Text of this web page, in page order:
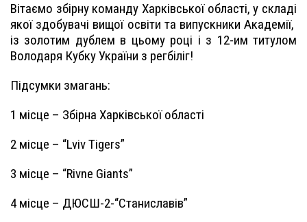
Вітаємо збірну команду Харківської області, у складі
якої здобувачі вищої освіти та випускники Академії,
із золотим дублем в цьому році і з 12-им титулом
Володаря Кубку України з регбіліг!
Підсумки змагань:
1 місце – Збірна Харківської області
2 місце – “Lviv Tigers”
3 місце – “Rivne Giants”
4 місце – ДЮСШ-2-“Станиславів”